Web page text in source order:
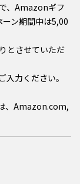
、Amazonギフ
ン期間中は5,00
とさせていただ
力ください。
、Amazon.com,